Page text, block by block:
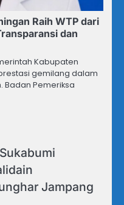
Raih WTP dari
dan
Kabupaten
gemilang dalam
Badan Pemeriksa
Jampang